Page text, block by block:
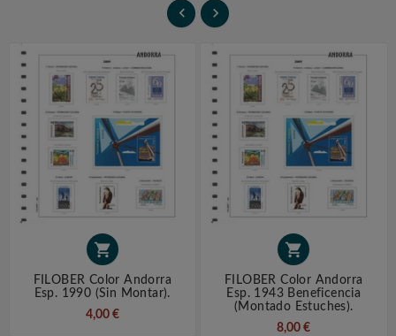
 

FILOBER Color Andorra
Esp. 1990 (sin Montar).
4,00 €

FILOBER Color Andorra
Esp. 1943 Beneficencia
(montado Estuches).
8,00 €